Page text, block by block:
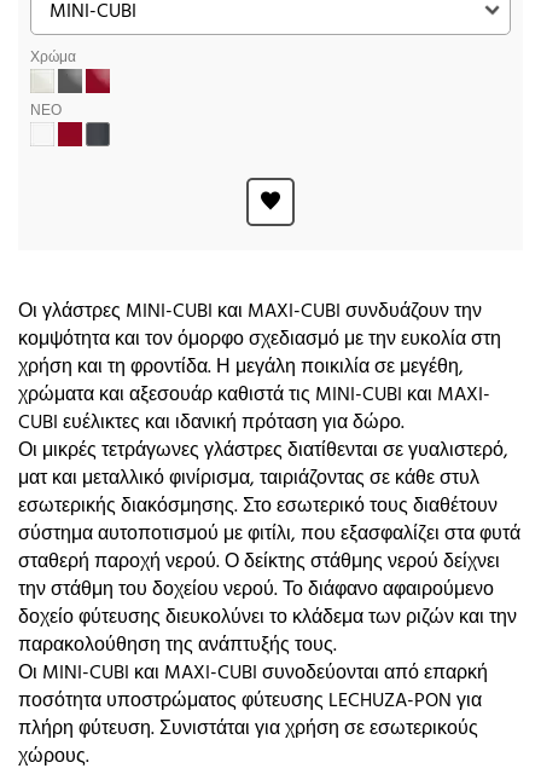
Χρώμα
ΝΕΟ
Οι γλάστρες MINI-CUBI και MAXI-CUBI συνδυάζουν την
κομψότητα και τον όμορφο σχεδιασμό με την ευκολία στη
χρήση και τη φροντίδα. Η μεγάλη ποικιλία σε μεγέθη,
χρώματα και αξεσουάρ καθιστά τις MINI-CUBI και MAXI-
CUBI ευέλικτες και ιδανική πρόταση για δώρο.
Οι μικρές τετράγωνες γλάστρες διατίθενται σε γυαλιστερό,
ματ και μεταλλικό φινίρισμα, ταιριάζοντας σε κάθε στυλ
εσωτερικής διακόσμησης. Στο εσωτερικό τους διαθέτουν
σύστημα αυτοποτισμού με φιτίλι, που εξασφαλίζει στα φυτά
σταθερή παροχή νερού. Ο δείκτης στάθμης νερού δείχνει
την στάθμη του δοχείου νερού. Το διάφανο αφαιρούμενο
δοχείο φύτευσης διευκολύνει το κλάδεμα των ριζών και την
παρακολούθηση της ανάπτυξής τους.
Οι MINI-CUBI και MAXI-CUBI συνοδεύονται από επαρκή
ποσότητα υποστρώματος φύτευσης LECHUZA-PON για
πλήρη φύτευση. Συνιστάται για χρήση σε εσωτερικούς
χώρους.